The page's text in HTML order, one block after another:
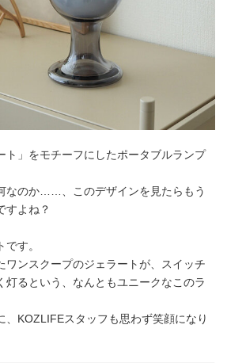
ト」をモチーフにしたポータブルランプ
なのか……、このデザインを見たらもう
すよね？
す。
ワンスクープのジェラートが、スイッチ
灯るという、なんともユニークなこのラ
、KOZLIFEスタッフも思わず笑顔になり